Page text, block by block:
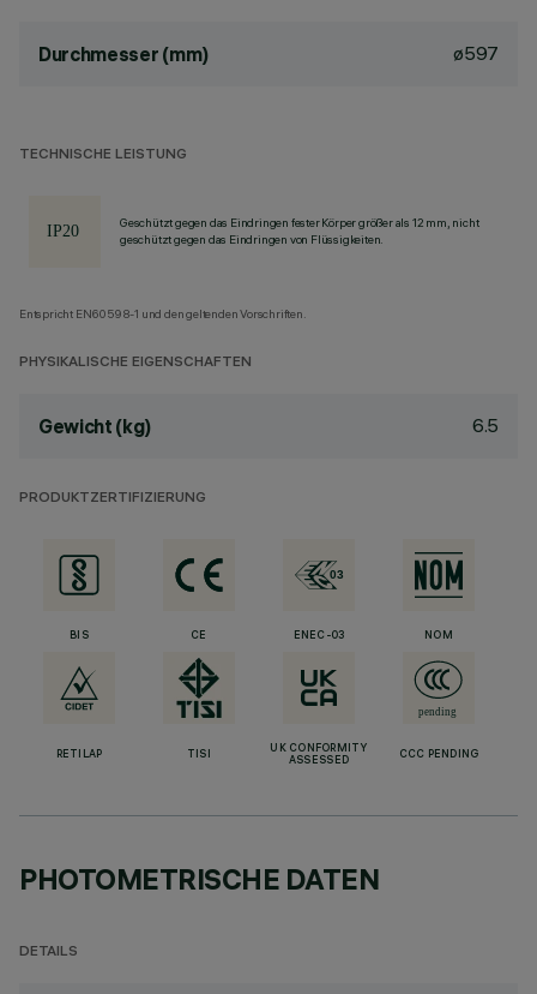
Durchmesser (mm) ø597
TECHNISCHE LEISTUNG
Geschützt gegen das Eindringen fester Körper größer als 12 mm, nicht
geschützt gegen das Eindringen von Flüssigkeiten.
Entspricht EN60598-1 und den geltenden Vorschriften.
PHYSIKALISCHE EIGENSCHAFTEN
Gewicht (kg) 6.5
PRODUKTZERTIFIZIERUNG
BIS CE ENEC-03 NOM
RETILAP TISI
UK CONFORMITY
ASSESSED
CCC PENDING
PHOTOMETRISCHE DATEN
DETAILS